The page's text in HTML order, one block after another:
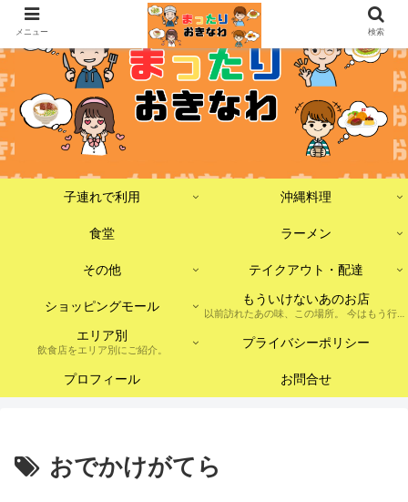
子連れで利用 沖縄料理
食堂 ラーメン
その他 テイクアウト・配達
ショッピングモール もういけないあのお店
以前訪れたあの味、この場所。 今はもう行けないけれど、記憶に残しておきたいお店たちをまとめました。 ※現在は閉店・移転・店舗形態の変更などがあった場合を含みます。
エリア別
飲食店をエリア別にご紹介。 プライバシーポリシー
プロフィール お問合せ
おでかけがてら
メニュー 検索